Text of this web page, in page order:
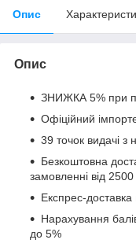
Опис
Опис
ЗНИЖКА 5% при
Офіційний
39 точок видачі
Безкоштовна
замовленні від 2500
Експрес-доставка
Нарахування
до 5%